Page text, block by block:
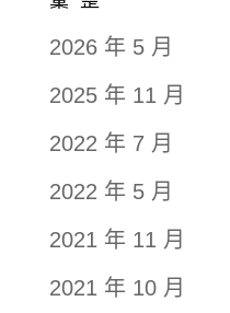
2026 年 5 月
2025 年 11 月
2022 年 7 月
2022 年 5 月
2021 年 11 月
2021 年 10 月